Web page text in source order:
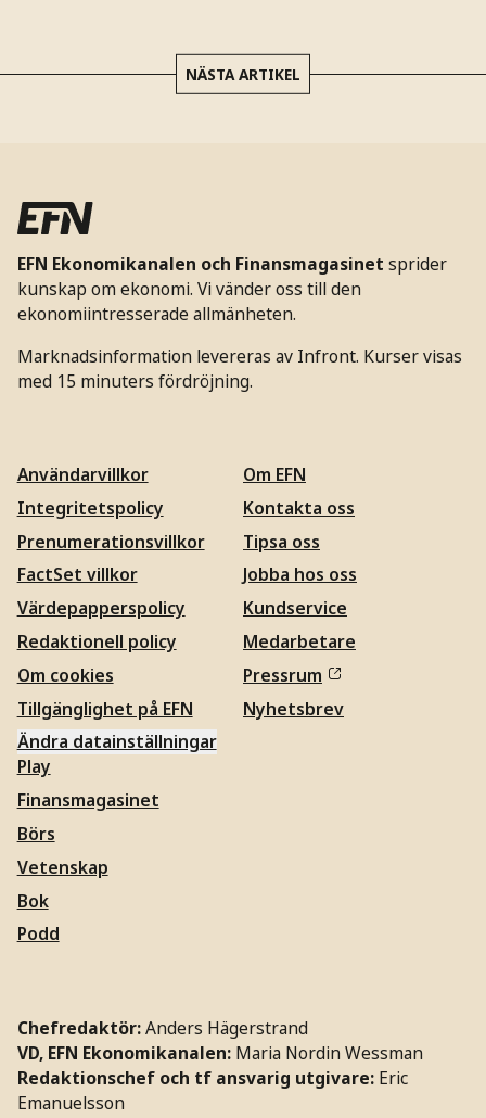
NÄSTA ARTIKEL
EFN Ekonomikanalen och Finansmagasinet sprider
kunskap om ekonomi. Vi vänder oss till den
ekonomiintresserade allmänheten.
Marknadsinformation levereras av Infront. Kurser visas
med 15 minuters fördröjning.
Användarvillkor
Integritetspolicy
Prenumerationsvillkor
FactSet villkor
Värdepapperspolicy
Redaktionell policy
Om cookies
Tillgänglighet på EFN
Ändra datainställningar
Om EFN
Kontakta oss
Tipsa oss
Jobba hos oss
Kundservice
Medarbetare
Pressrum
Nyhetsbrev
Play
Finansmagasinet
Börs
Vetenskap
Bok
Podd
Chefredaktör:Anders Hägerstrand
VD, EFN Ekonomikanalen: Maria Nordin Wessman
Redaktionschef och tf ansvarig utgivare: Eric
Emanuelsson